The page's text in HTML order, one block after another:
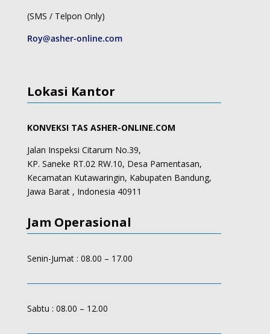
(SMS / Telpon Only)
Roy@asher-online.com
Lokasi Kantor
KONVEKSI TAS ASHER-ONLINE.COM
Jalan Inspeksi Citarum No.39,
KP. Saneke RT.02 RW.10, Desa Pamentasan,
Kecamatan Kutawaringin, Kabupaten Bandung,
Jawa Barat , Indonesia 40911
Jam Operasional
Senin-Jumat : 08.00 – 17.00
Sabtu : 08.00 – 12.00